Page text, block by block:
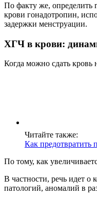
По факту же, определить
крови гонадотропин,
задержки менструации.
ХГЧ в крови:
Когда можно сдать кровь
Читайте также:
Как предотвратить
По тому, как
В частности, речь идет о
патологий, аномалий в